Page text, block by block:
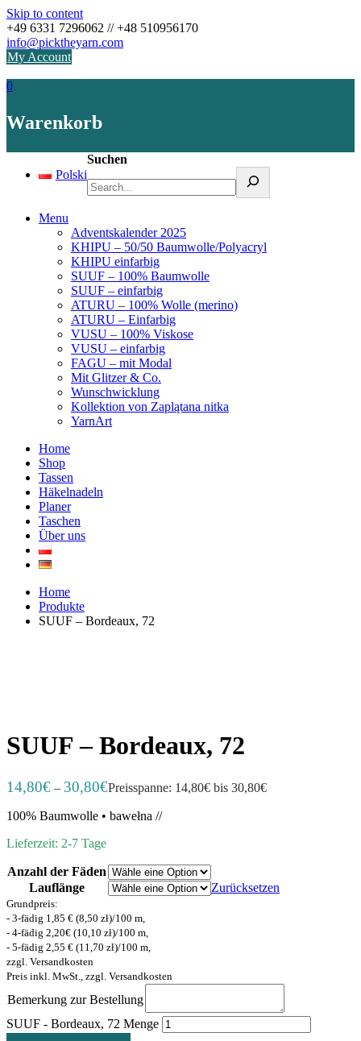
Skip to content
+49 6331 7296062 // +48 510956170
info@picktheyarn.com
My Account
0
Warenkorb
Polski
Suchen
Menu
Adventskalender 2025
KHIPU – 50/50 Baumwolle/Polyacryl
KHIPU einfarbig
SUUF – 100% Baumwolle
SUUF – einfarbig
ATURU – 100% Wolle (merino)
ATURU – Einfarbig
VUSU – 100% Viskose
VUSU – einfarbig
FAGU – mit Modal
Mit Glitzer & Co.
Wunschwicklung
Kollektion von Zaplątana nitka
YarnArt
Home
Shop
Tassen
Häkelnadeln
Planer
Taschen
Über uns
Home
Produkte
SUUF – Bordeaux, 72
SUUF – Bordeaux, 72
14,80€ – 30,80€Preisspanne: 14,80€ bis 30,80€
100% Baumwolle • bawełna //
Lieferzeit: 2-7 Tage
Anzahl der Fäden
Lauflänge
Zurücksetzen
Grundpreis:
- 3-fädig 1,85 € (8,50 zł)/100 m,
- 4-fädig 2,20€ (10,10 zł)/100 m,
- 5-fädig 2,55 € (11,70 zł)/100 m,
zzgl. Versandkosten
Preis inkl. MwSt., zzgl. Versandkosten
Bemerkung zur Bestellung
SUUF - Bordeaux, 72 Menge